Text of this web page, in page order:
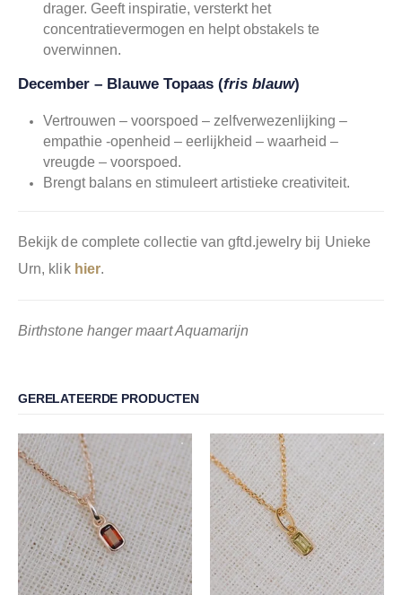
drager. Geeft inspiratie, versterkt het
concentratievermogen en helpt obstakels te
overwinnen.
December – Blauwe Topaas (fris blauw)
Vertrouwen – voorspoed – zelfverwezenlijking –
empathie -openheid – eerlijkheid – waarheid –
vreugde – voorspoed.
Brengt balans en stimuleert artistieke creativiteit.
Bekijk de complete collectie van gftd.jewelry bij Unieke
Urn, klik hier.
Birthstone hanger maart Aquamarijn
GERELATEERDE PRODUCTEN